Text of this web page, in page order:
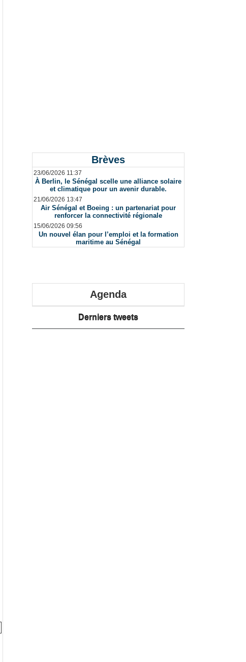
Brèves
23/06/2026 11:37
À Berlin, le Sénégal scelle une alliance solaire
et climatique pour un avenir durable.
21/06/2026 13:47
Air Sénégal et Boeing : un partenariat pour
renforcer la connectivité régionale
15/06/2026 09:56
Un nouvel élan pour l’emploi et la formation
maritime au Sénégal
Agenda
Derniers tweets